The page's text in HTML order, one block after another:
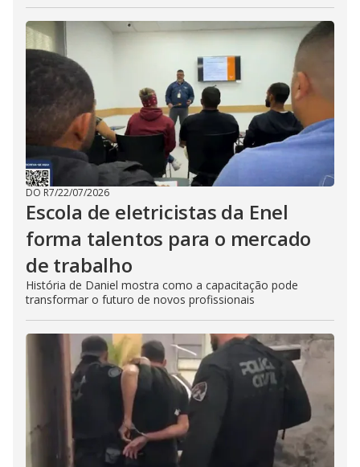
DO R7/22/07/2026
Escola de eletricistas da Enel
forma talentos para o mercado
de trabalho
História de Daniel mostra como a capacitação pode
transformar o futuro de novos profissionais